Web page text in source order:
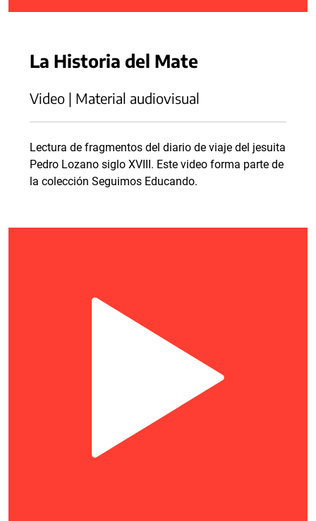
La Historia del Mate
Video | Material audiovisual
Lectura de fragmentos del diario de viaje del jesuita
Pedro Lozano siglo XVIII. Este video forma parte de
la colección Seguimos Educando.